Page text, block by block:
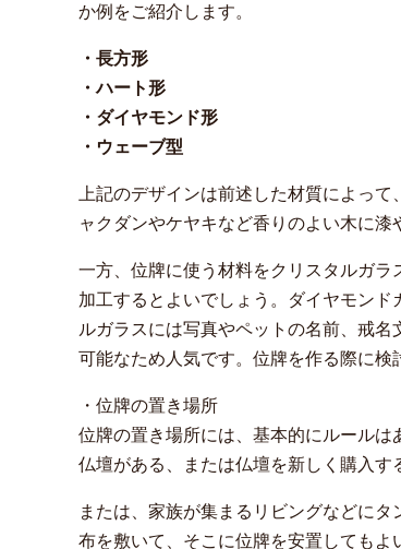
か例をご紹介します。
・長方形
・ハート形
・ダイヤモンド形
・ウェーブ型
上記のデザインは前述した材質によっ
ャクダンやケヤキなど香りのよい木に漆
一方、位牌に使う材料をクリスタルガ
加工するとよいでしょう。ダイヤモン
ルガラスには写真やペットの名前、戒
可能なため人気です。位牌を作る際に検
・位牌の置き場所
位牌の置き場所には、基本的にルール
仏壇がある、または仏壇を新しく購入す
または、家族が集まるリビングなどに
布を敷いて、そこに位牌を安置してもよ